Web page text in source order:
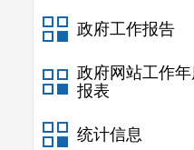
政府工作报告
政府网站工作年
报表
统计信息